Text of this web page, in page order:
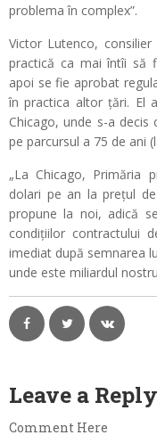
problema în complex”.
Victor Lutenco,
practică ca mai întîi să
apoi se fie aprobat
în practica altor țări. El
Chicago, unde s-a
pe parcursul a 75 de ani
„La Chicago, Primăria
dolari pe an la prețul
propune la noi, adică
condițiilor contractului
imediat după semnarea
unde este miliardul
Leave a Reply
Comment Here